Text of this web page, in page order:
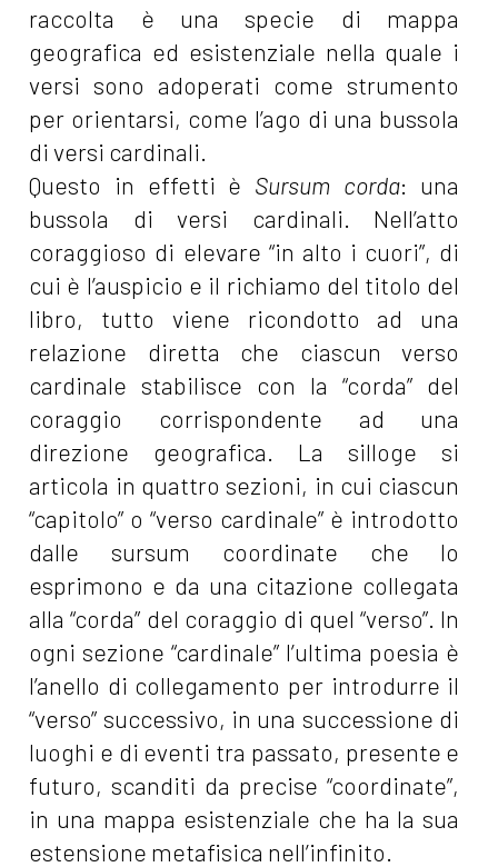
raccolta è una specie di mappa
geografica ed esistenziale nella quale i
versi sono adoperati come strumento
per orientarsi, come l’ago di una bussola
di versi cardinali.
Questo in effetti è Sursum corda: una
bussola di versi cardinali. Nell’atto
coraggioso di elevare “in alto i cuori”, di
cui è l’auspicio e il richiamo del titolo del
libro, tutto viene ricondotto ad una
relazione diretta che ciascun verso
cardinale stabilisce con la “corda” del
coraggio corrispondente ad una
direzione geografica. La silloge si
articola in quattro sezioni, in cui ciascun
“capitolo” o “verso cardinale” è introdotto
dalle sursum coordinate che lo
esprimono e da una citazione collegata
alla “corda” del coraggio di quel “verso”. In
ogni sezione “cardinale” l’ultima poesia è
l’anello di collegamento per introdurre il
“verso” successivo, in una successione di
luoghi e di eventi tra passato, presente e
futuro, scanditi da precise “coordinate”,
in una mappa esistenziale che ha la sua
estensione metafisica nell’infinito.